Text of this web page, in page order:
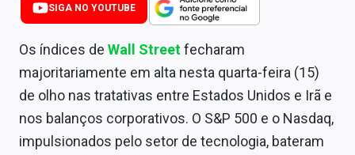
Central dos IPOs
Renda Fixa
Finanças Pessoais
Mercados
Economia
SIGA NO YOUTUBE
Os índices de Wall Streetfecharam
majoritariamente em alta nesta quarta-feira (15)
de olho nas tratativas entre Estados Unidos e Irã e
nos balanços corporativos. O S&P 500 e o Nasdaq,
impulsionados pelo setor de tecnologia, bateram